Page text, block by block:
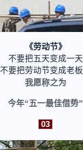
《劳动节》
不要把五天变成一天
不要把劳动节变成老
我愿称之为
今年“五一最佳借势”
03